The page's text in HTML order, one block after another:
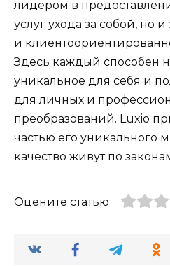
лидером в
услуг ухода за собой, но
и
Здесь каждый способен
уникальное для себя и
для личных и
преобразований. Luxio
частью его уникального
качество живут по
Оцените статью